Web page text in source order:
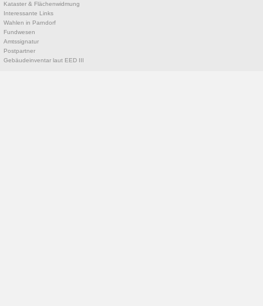
Kataster & Flächenwidmung
Interessante Links
Wahlen in Parndorf
Fundwesen
Amtssignatur
Postpartner
Gebäudeinventar laut EED III